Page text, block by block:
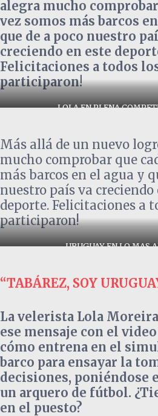
alegra mucho
vez somos más barcos
que de a poco nuestro
creciendo en este
Felicitaciones a todos
participaron!
LOLA EN PLENA
Más allá de un nuevo
mucho comprobar que
más barcos en el agua y
nuestro país va creciendo
deporte. Felicitaciones a
participaron!
URUGUAY EN LO MAS
“TABÁREZ, SOY
La velerista Lola
ese mensaje con el
cómo entrena en el
barco para ensayar la
decisiones, poniéndose
un arquero de fútbol.
en el puesto?